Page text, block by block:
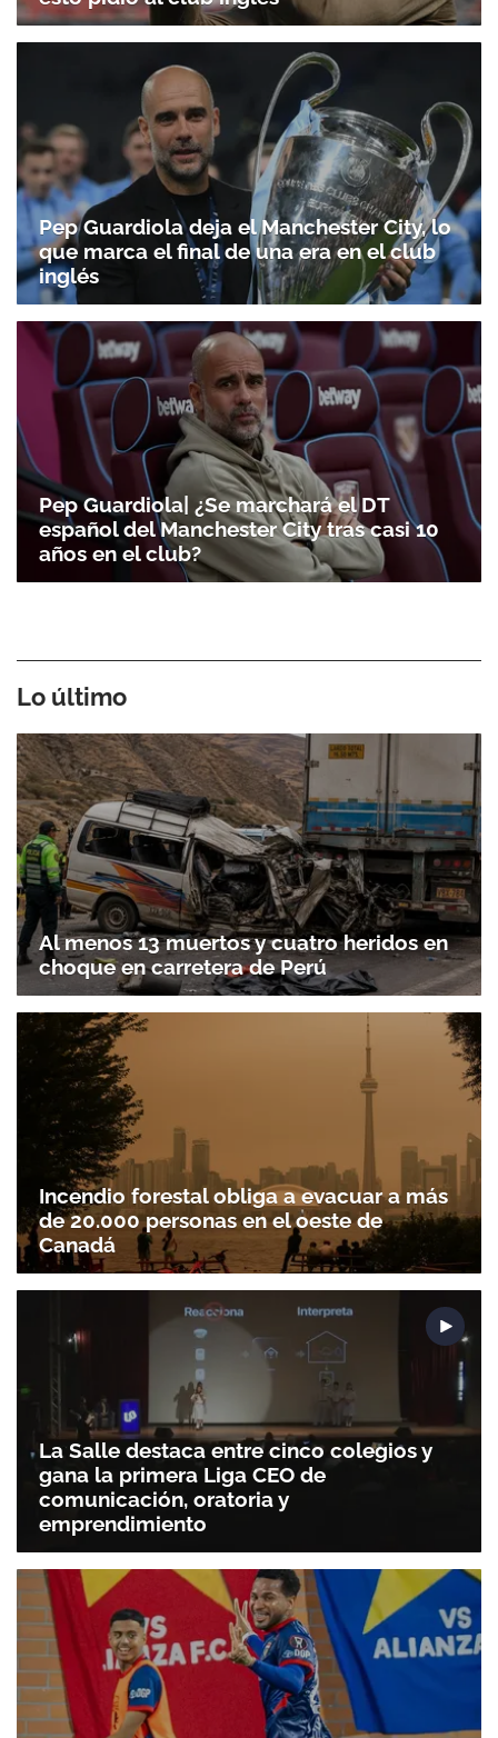
Pep Guardiola deja el Manchester City, lo
que marca el final de una era en el club
inglés
Pep Guardiola| ¿Se marchará el DT
español del Manchester City tras casi 10
años en el club?
Lo último
Al menos 13 muertos y cuatro heridos en
choque en carretera de Perú
Incendio forestal obliga a evacuar a más
de 20.000 personas en el oeste de
Canadá
La Salle destaca entre cinco colegios y
gana la primera Liga CEO de
comunicación, oratoria y
emprendimiento